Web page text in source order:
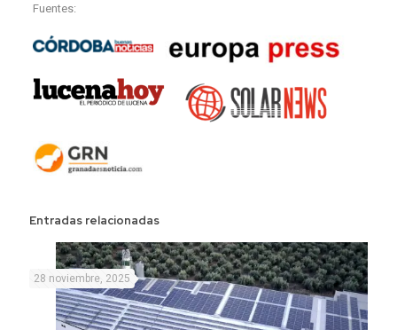
Fuentes:
Entradas relacionadas
28 noviembre, 2025